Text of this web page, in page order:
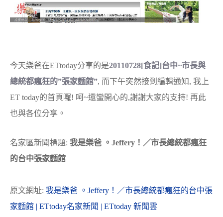
今天樂爸在ETtoday分享的是20110728[食記]台中~市長與
總統都瘋狂的”張家麵館”, 而下午突然接到編輯通知, 我上
ET today的首頁囉! 呵~還蠻開心的,謝謝大家的支持! 再此
也與各位分享。
名家區新聞標題: 我是樂爸 。Jeffery！／市長總統都瘋狂
的台中張家麵館
原文網址: 我是樂爸 。Jeffery！／市長總統都瘋狂的台中張
家麵館 | ETtoday名家新聞 | ETtoday 新聞雲